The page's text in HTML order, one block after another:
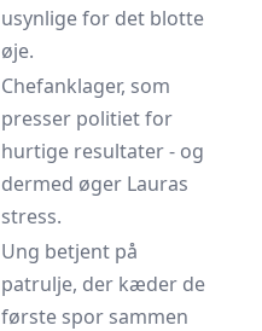
usynlige for det blotte
øje.
Chefanklager, som
presser politiet for
hurtige resultater - og
dermed øger Lauras
stress.
Ung betjent på
patrulje, der kæder de
første spor sammen